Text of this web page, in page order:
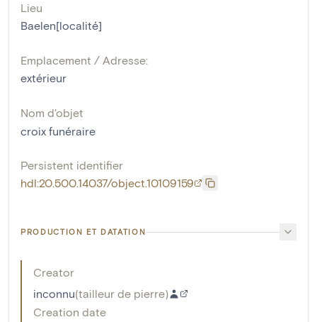
Lieu
Baelen[localité]
Emplacement / Adresse:
extérieur
Nom d'objet
croix funéraire
Persistent identifier
hdl:20.500.14037/object.10109159
PRODUCTION ET DATATION
Creator
inconnu(tailleur de pierre)
Creation date